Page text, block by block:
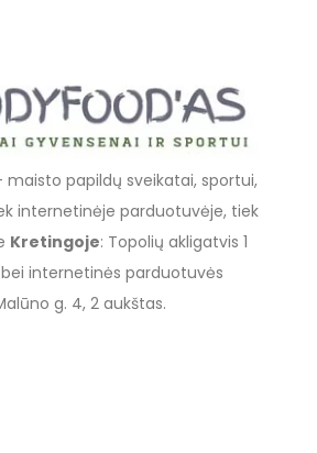
maisto papildų sveikatai, sportui,
internetinėje parduotuvėje, tiek
Kretingoje: Topolių akligatvis 1
bei internetinės parduotuvės
g. 4, 2 aukštas.